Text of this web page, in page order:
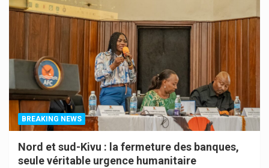
BREAKING NEWS
Nord et sud-Kivu : la fermeture des banques,
seule véritable urgence humanitaire